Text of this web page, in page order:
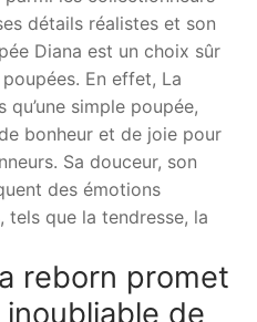
détails réalistes et son
Diana est un choix sûr
En effet, La
simple poupée,
bonheur et de joie pour
Sa douceur, son
des émotions
tels que la tendresse, la
reborn promet
de